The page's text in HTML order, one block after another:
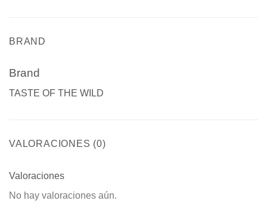
BRAND
Brand
TASTE OF THE WILD
VALORACIONES (0)
Valoraciones
No hay valoraciones aún.